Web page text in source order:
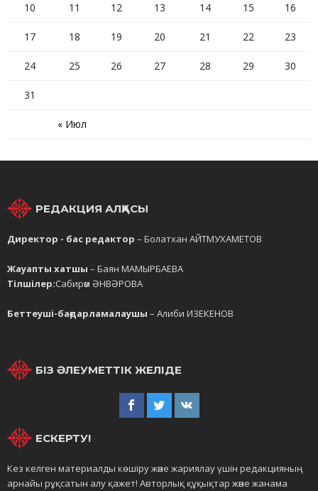
« Июл
10 11 12 13 14 15 16
17 18 19 20 21 22 23
24 25 26 27 28 29 30
31
РЕДАКЦИЯ АЛҚАСЫ
Директор - бас редактор – Болатхан АЙТМУХАМЕТОВ
Жауапты хатшы – Баян МАМЫРБАЕВА
Тілшілер:Сабирәм ӘНВӘРОВА
Беттеуші-бағдарламалаушы – Алиби ИЗЕКЕНОВ
БІЗ ӘЛЕУМЕТТІК ЖЕЛІДЕ
ЕСКЕРТУ!
Кез келген материалды көшіру және жариялау үшін редакцияның
арнайы рұқсатын алу қажет! Авторлық құқықтар және жанама